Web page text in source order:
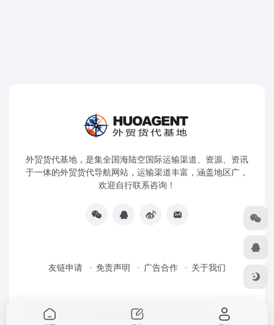
外贸货代基地，是集全国海陆空国际运输渠道、资源、资讯
于一体的外贸货代导航网站，运输渠道丰富，涵盖地区广，
欢迎自行联系咨询！
友链申请 免责声明 广告合作 关于我们
Copyright © 2026 外贸货代基地粤ICP备2023157751号